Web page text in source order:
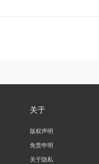
关于
版权声明
免责申明
关于隐私